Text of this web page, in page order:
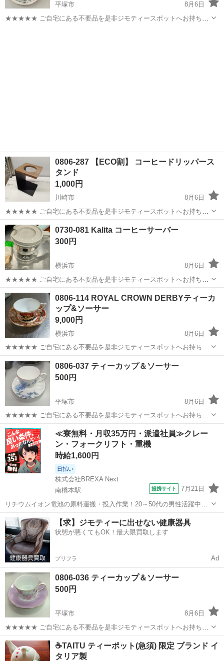
平塚市
8月6日
★★★★★ ご自宅にある不要品を是非ジモティースポットへお持ち込
0806-287 【ECO割】 コーヒードリッパース
タンド
1,000円
川崎市
8月6日
★★★★★ ご自宅にある不要品を是非ジモティースポットへお持ち込
みしませんか？ 家電、趣味・スポーツ・レジャー用品、こども用品、
衣料服飾品、生活雑貨、家具、本、CD・DVDなどが無料でまとめて持
ち込めます！ ※詳細はこ...
神奈川 川崎市 コーヒードリッパースタンド
0730-081 Kalita コーヒーサーバー
300円
横浜市
8月6日
★★★★★ ご自宅にある不要品を是非ジモティースポットへお持ち込
みしませんか？ 家電、趣味・スポーツ・レジャー用品、こども用品、
衣料服飾品、生活雑貨、家具、本、CD・DVDなどが無料でまとめて持
ち込めます！ ※詳細はこ...
神奈川 横浜市
0806-114 ROYAL CROWN DERBYティーカ
ップ&ソーサー
9,000円
横浜市
8月6日
★★★★★ ご自宅にある不要品を是非ジモティースポットへお持ち込
みしませんか？ 家電、趣味・スポーツ・レジャー用品、こども用品、
衣料服飾品、生活雑貨、家具、本、CD・DVDなどが無料でまとめて持
ち込めます！ ※詳細はこ...
神奈川 横浜市
0806-037 ティーカップ＆ソーサー
500円
平塚市
8月6日
★★★★★ ご自宅にある不要品を是非ジモティースポットへお持ち込
みしませんか？ 家電、趣味・スポーツ・レジャー用品、こども用品、
衣料服飾品、生活雑貨、家具、本、CD・DVDなどが無料でまとめて持
ち込めます！ ※詳細はこ...
神奈川 平塚市 食器 ティーカップ
≪寮無料・月収35万円・派遣社員≫クレー
ン・フォークリフト・重機
時給1,600円
日払い
株式会社BREXA Next
南橋本駅
提携サイト 7月21日
リチウムイオン電池の原料運搬・投入作業！20～50代の男性活躍中★
ワンルーム寮完備！赴任旅費会社負担！年間休日130日★フォークリフ
ト免許お持ちの方、活躍中！就業先食堂利用可★《神奈川県相模原
市》 人気の工場のお仕事 ◇電...
神奈川 相模原市 南橋本駅 その他
【求】ジモティーに出せない健康器具
状態が悪くてもOK！最大限買取します
プリフラ Ad
0806-036 ティーカップ＆ソーサー
500円
平塚市
8月6日
★★★★★ ご自宅にある不要品を是非ジモティースポットへお持ち込
みしませんか？ 家電、趣味・スポーツ・レジャー用品、こども用品、
衣料服飾品、生活雑貨、家具、本、CD・DVDなどが無料でまとめて持
ち込めます！ ※詳細はこ...
神奈川 平塚市 ティーカップ
☕️TAITU ティーポット(急須) 限定 ブランド イ
タリア製